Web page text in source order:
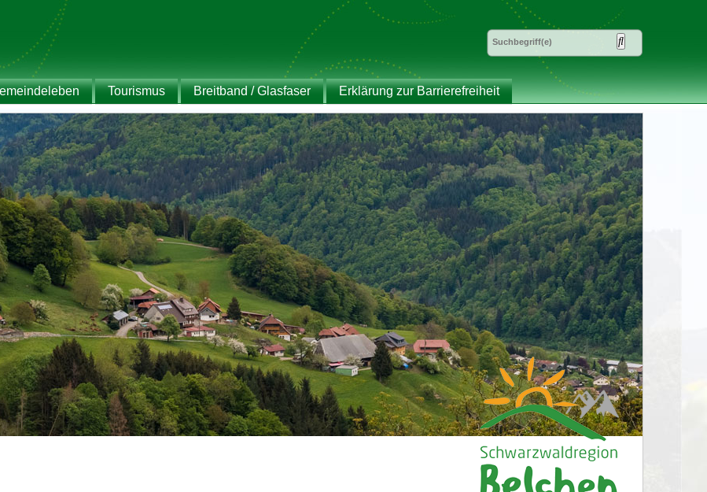
Tourismus Breitband / Glasfaser Erklärung zur Barrierefreiheit